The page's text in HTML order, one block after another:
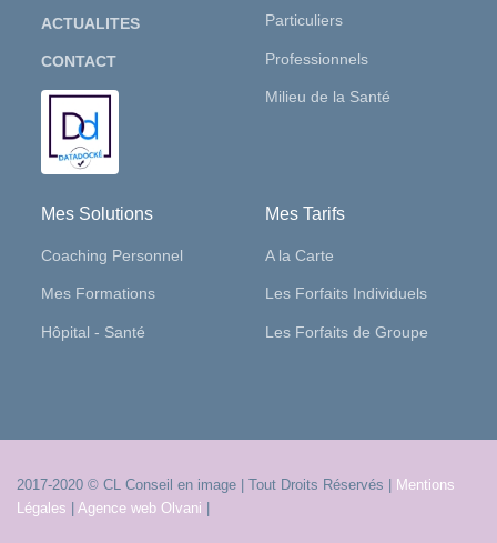
ACTUALITES
CONTACT
Particuliers
Professionnels
Milieu de la Santé
Mes Solutions
Coaching Personnel
Mes Formations
Hôpital - Santé
Mes Tarifs
A la Carte
Les Forfaits Individuels
Les Forfaits de Groupe
2017-2020 © CL Conseil en image | Tout Droits Réservés |
Mentions
Légales
Agence web Olvani